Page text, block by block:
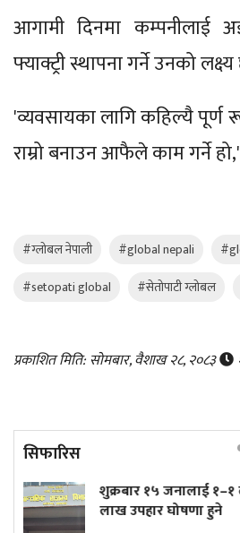
आगामी दिनमा कम्पनीलाई
फ्याक्ट्री स्थापना गर्ने उनको
'व्यवसायका लागि कहिल्यै पूर्ण
राम्रो बनाउन आफैले काम गर्ने
#ग्लोबल नेपाली #global nepali
#setopati global
#सेतोपाटी ग्लोबल
प्रकाशित मिति: सोमबार, वैशाख २८, २०८३
सिफारिस
१–१ लाख र एक जनालाई १०